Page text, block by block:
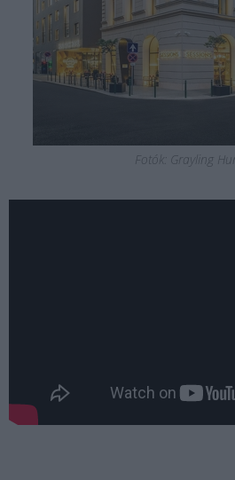
Fotók: Grayling